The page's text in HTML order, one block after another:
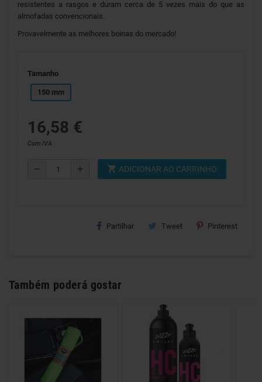
resistentes a rasgos e duram cerca de 5 vezes mais do que as
almofadas convencionais.
Provavelmente as melhores boinas do mercado!
Tamanho
150 mm
16,58 €
Com IVA
remove add shopping_cart ADICIONAR AO CARRINHO
Partilhar Tweet Pinterest
Também poderá gostar